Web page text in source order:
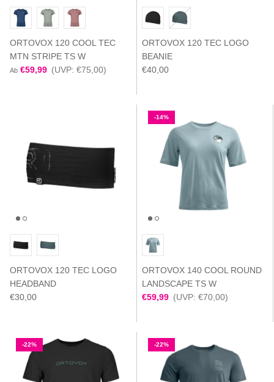
ORTOVOX 120 COOL TEC
MTN STRIPE TS W
Ab €59,99 (UVP: €75,00)
ORTOVOX 120 TEC LOGO
BEANIE
€40,00
ORTOVOX 120 TEC LOGO
HEADBAND
€30,00
-14%
ORTOVOX 140 COOL ROUND
LANDSCAPE TS W
€59,99 (UVP: €70,00)
-22% -22%